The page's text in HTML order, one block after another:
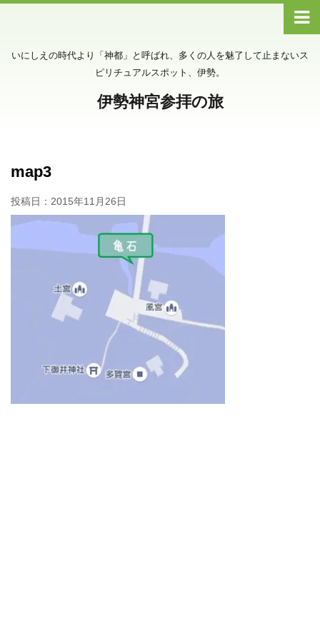
いにしえの時代より「神都」と呼ばれ、多くの人を魅了して止まないス
ピリチュアルスポット、伊勢。
伊勢神宮参拝の旅
map3
投稿日： 2015年11月26日